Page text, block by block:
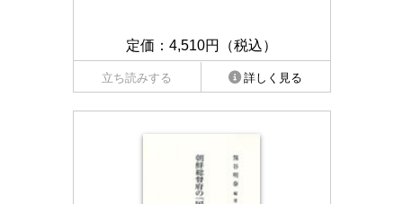
定価：4,510円（税込）
立ち読みする 詳しく見る